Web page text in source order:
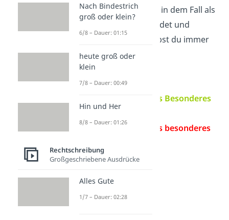
„Besonderes“ wird in dem Fall als
verwendet und
Substantive schreibst du immer
groß.
etwas Besonderes
„Ich habe
etwas besonderes
Nach Bindestrich
groß oder klein?
6/8 – Dauer: 01:15
heute groß oder
klein
7/8 – Dauer: 00:49
Hin und Her
8/8 – Dauer: 01:26
Rechtschreibung
Großgeschriebene Ausdrücke
Alles Gute
1/7 – Dauer: 02:28